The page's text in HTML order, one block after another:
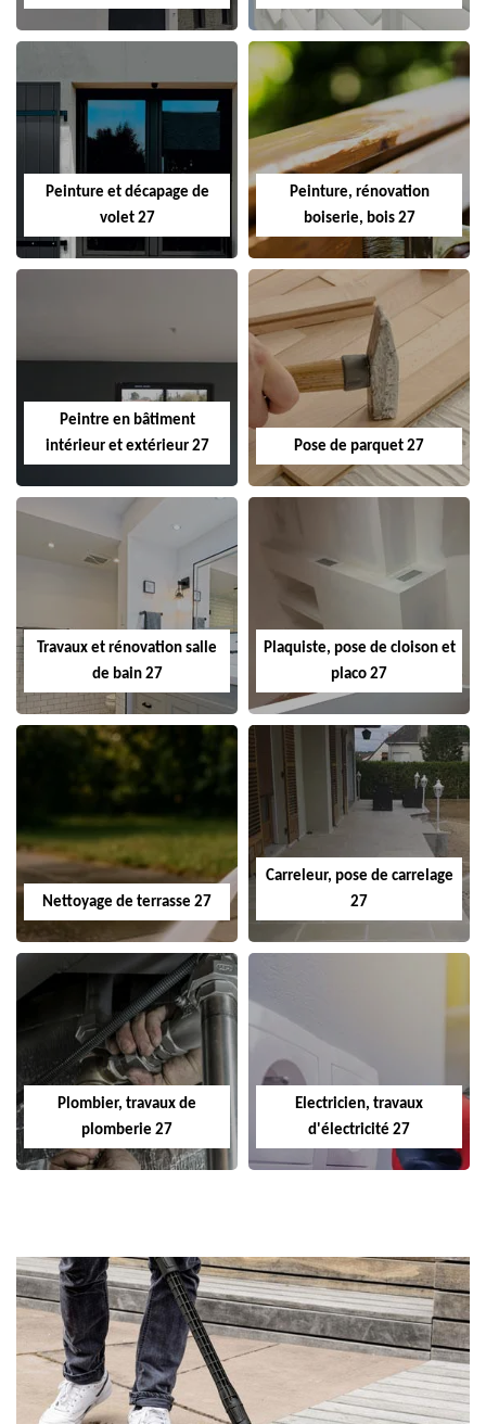
Peinture et décapage de
volet 27
Peinture, rénovation
boiserie, bois 27
Peintre en bâtiment
intérieur et extérieur 27
Pose de parquet 27
Travaux et rénovation salle
de bain 27
Plaquiste, pose de cloison et
placo 27
Nettoyage de terrasse 27
Carreleur, pose de carrelage
27
Plombier, travaux de
plomberie 27
Electricien, travaux
d'électricité 27